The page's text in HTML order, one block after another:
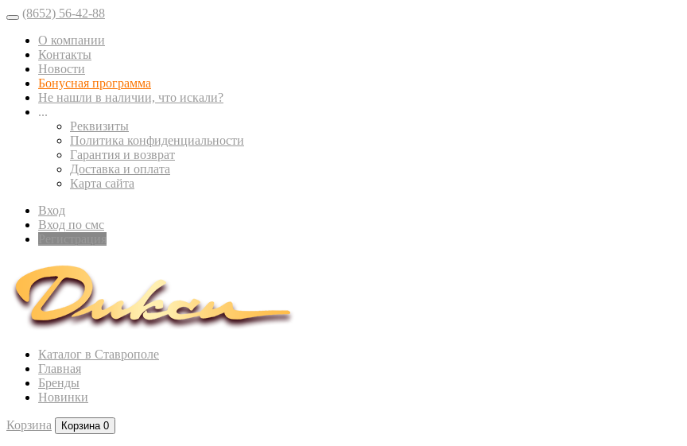
(8652) 56-42-88
О компании
Контакты
Новости
Бонусная программа
Не нашли в наличии, что искали?
...
Реквизиты
Политика конфиденциальности
Гарантия и возврат
Доставка и оплата
Карта сайта
Вход
Вход по смс
Каталог в Ставрополе
Главная
Бренды
Новинки
Корзина Корзина 0